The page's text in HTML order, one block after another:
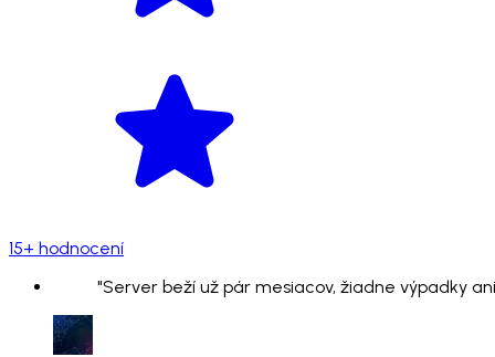
15+ hodnocení
"Server beží už pár mesiacov, žiadne výpadky